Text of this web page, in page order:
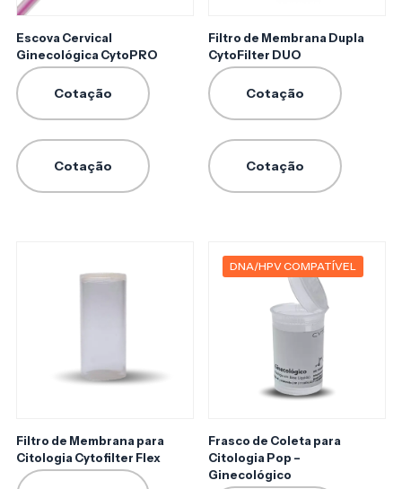
Escova Cervical
Ginecológica CytoPRO
Cotação
Cotação
Filtro de Membrana Dupla
CytoFilter DUO
Cotação
Cotação
Filtro de Membrana para
Citologia Cytofilter Flex
DNA/HPV COMPATÍVEL
Frasco de Coleta para
Citologia Pop –
Ginecológico